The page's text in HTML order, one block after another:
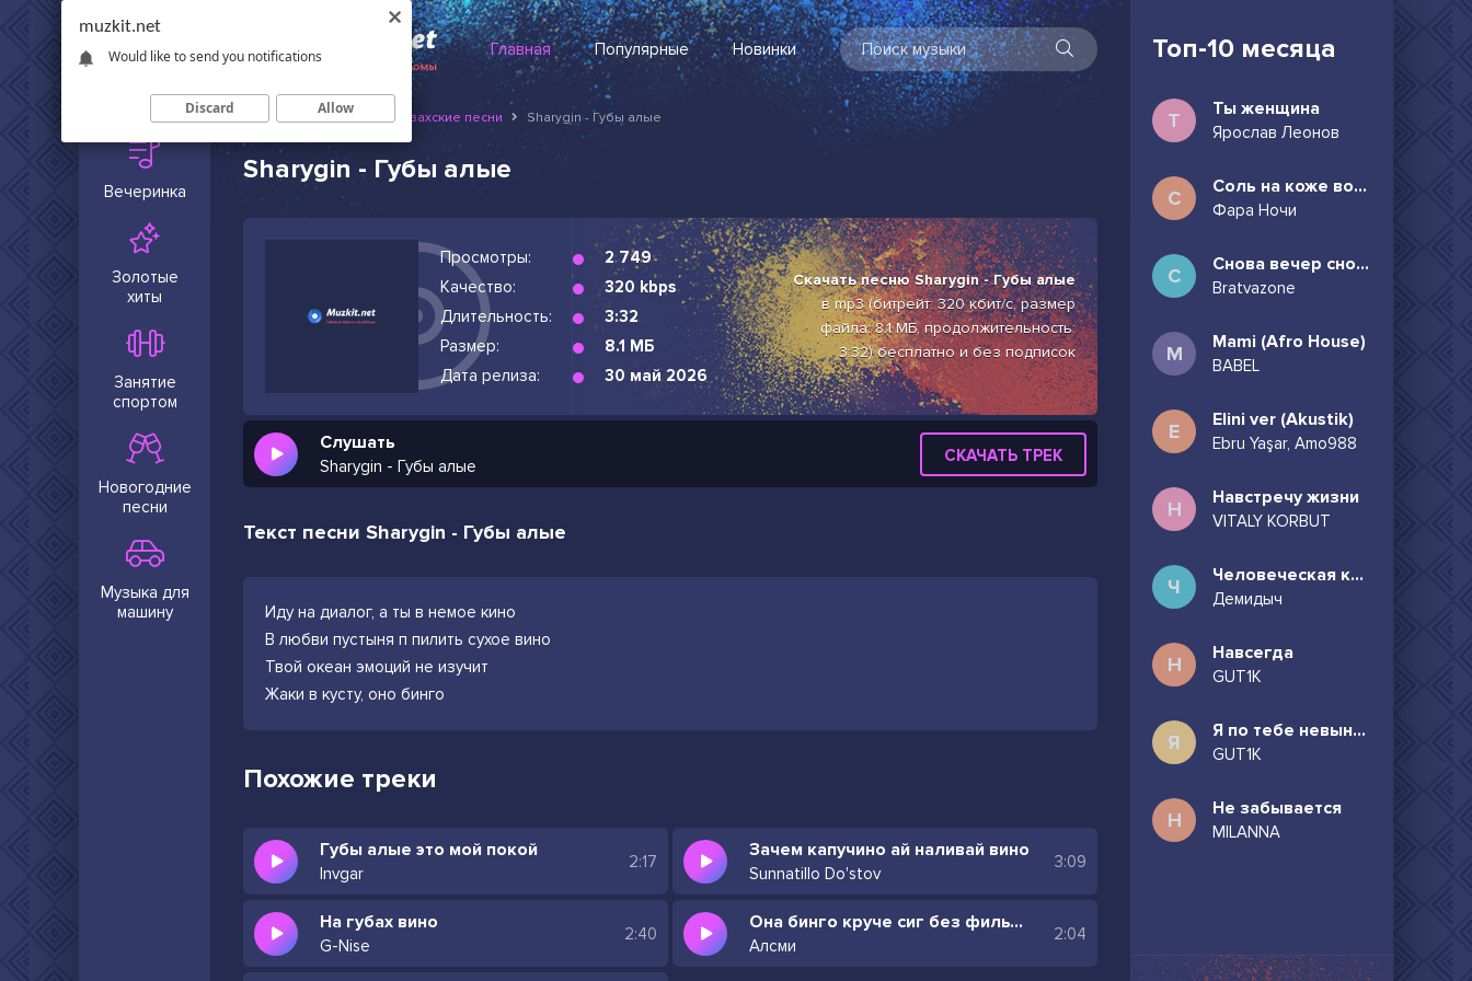
Главная Популярные
Новинки
Вечеринка
Золотые
хиты
Занятие
спортом
Новогодние
песни
Музыка для
машину
Muzkit.net Русские и казахские песни Sharygin - Губы алые
Sharygin - Губы алые
Просмотры:
2 749
Качество:
320 kbps
Длительность:
3:32
Размер:
8.1 МБ
Дата релиза:
30 май 2026
Скачать песню Sharygin - Губы алые
в mp3 (битрейт: 320 кбит/с, размер
файла: 8.1 МБ, продолжительность:
3:32) бесплатно и без подписок
Слушать
Sharygin - Губы алые
СКАЧАТЬ ТРЕК
Текст песни Sharygin - Губы алые
Иду на диалог, а ты в немое кино
В любви пустыня п пилить сухое вино
Твой океан эмоций не изучит
Жаки в кусту, оно бинго
Похожие треки
Губы алые это мой покой
Invgar
2:17
Зачем капучино ай наливай вино
Sunnatillo Do'stov
3:09
На губах вино
G-Nise
2:40
Она бинго круче сиг без фильтра
Алсми
2:04
Топ-10 месяца
Т Ты женщина
Ярослав Леонов
С Соль на коже волосы в пучок
Фара Ночи
С Снова вечер снова дождь может всё таки придёшь
Bratvazone
M Mami (Afro House)
BABEL
E Elini ver (Akustik)
Ebru Yaşar, Amo988
Н Навстречу жизни
VITALY KORBUT
Ч Человеческая комедия
Демидыч
Н Навсегда
GUT1K
Я Я по тебе невыносимо скучаю
GUT1K
Н Не забывается
MILANNA
muzkit.net
Would like to send you notifications
Discard Allow